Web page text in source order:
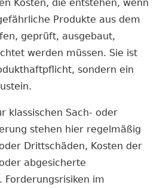
Kosten, die entstehen, wenn
Produkte aus dem
geprüft, ausgebaut,
werden müssen. Sie ist
sondern ein
klassischen Sach- oder
stehen hier regelmäßig
Drittschäden, Kosten der
abgesicherte
Forderungsrisiken im